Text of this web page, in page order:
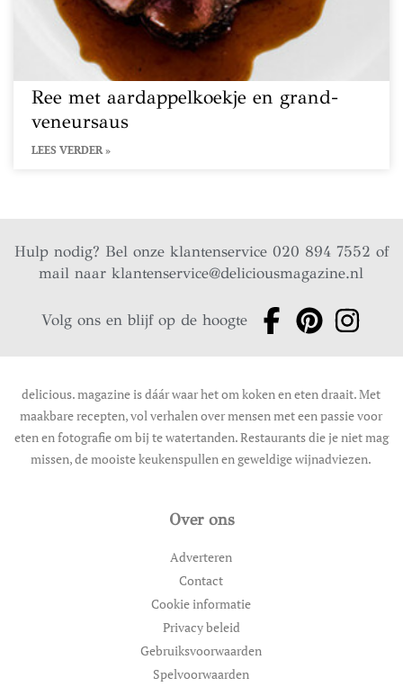
Ree met aardappelkoekje en grand-
veneursaus
LEES VERDER »
Hulp nodig? Bel onze klantenservice 020 894 7552 of
mail naarklantenservice@deliciousmagazine.nl
Volg ons en blijf op de hoogte
delicious. magazine is dáár waar het om koken en eten draait. Met
maakbare recepten, vol verhalen over mensen met een passie voor
eten en fotografie om bij te watertanden. Restaurants die je niet mag
missen, de mooiste keukenspullen en geweldige wijnadviezen.
Over ons
Adverteren
Contact
Cookie informatie
Privacy beleid
Gebruiksvoorwaarden
Spelvoorwaarden